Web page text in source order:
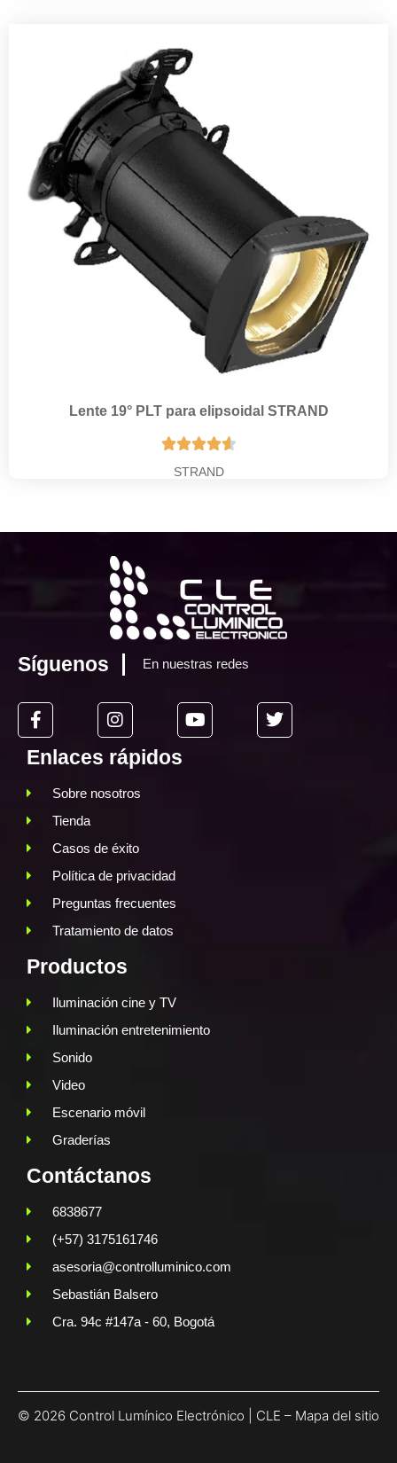
Lente 19° PLT para elipsoidal STRAND

STRAND
Síguenos En nuestras redes
Enlaces rápidos
Sobre nosotros
Tienda
Casos de éxito
Política de privacidad
Preguntas frecuentes
Tratamiento de datos
Productos
Iluminación cine y TV
Iluminación entretenimiento
Sonido
Video
Escenario móvil
Graderías
Contáctanos
6838677
(+57) 3175161746
asesoria@controlluminico.com
Sebastián Balsero
Cra. 94c #147a - 60, Bogotá
© 2026 Control Lumínico Electrónico | CLE – Mapa del sitio